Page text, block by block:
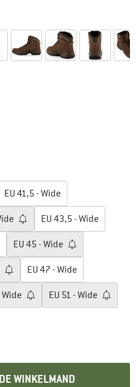
EU 41,5 - Wide
EU 43,5 - Wide
EU 45 - Wide
EU 47 - Wide
EU 51 - Wide
WINKELMAND